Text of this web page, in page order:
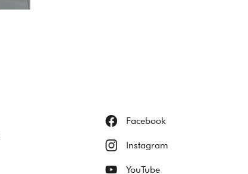
Facebook
Instagram
YouTube